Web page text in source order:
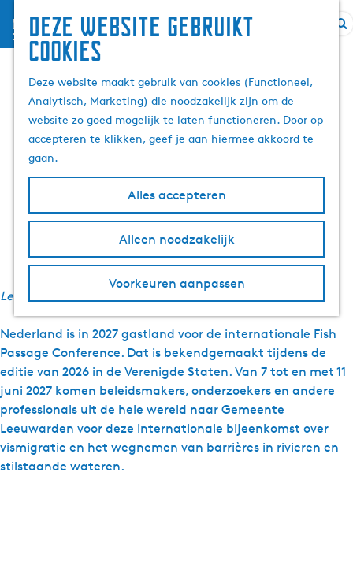
Deze website gebruikt
cookies
Deze website maakt gebruik van cookies (Functioneel,
Analytisch, Marketing) die noodzakelijk zijn om de
website zo goed mogelijk te laten functioneren. Door op
accepteren te klikken, geef je aan hiermee akkoord te
gaan.
Alles accepteren
Alleen noodzakelijk
Voorkeuren aanpassen
menu
G
a
n
a
a
r
e
o
p
e
Internationale Fish
Passage Conference
komt in 2027 naar
Leeuwarden
12 mei 2026 | | |
Leestijd: 2 minuten
Nederland is in 2027 gastland voor de internationale Fish
Passage Conference. Dat is bekendgemaakt tijdens de
editie van 2026 in de Verenigde Staten. Van 7 tot en met 11
juni 2027 komen beleidsmakers, onderzoekers en andere
professionals uit de hele wereld naar Gemeente
Leeuwarden voor deze internationale bijeenkomst over
vismigratie en het wegnemen van barrières in rivieren en
stilstaande wateren.